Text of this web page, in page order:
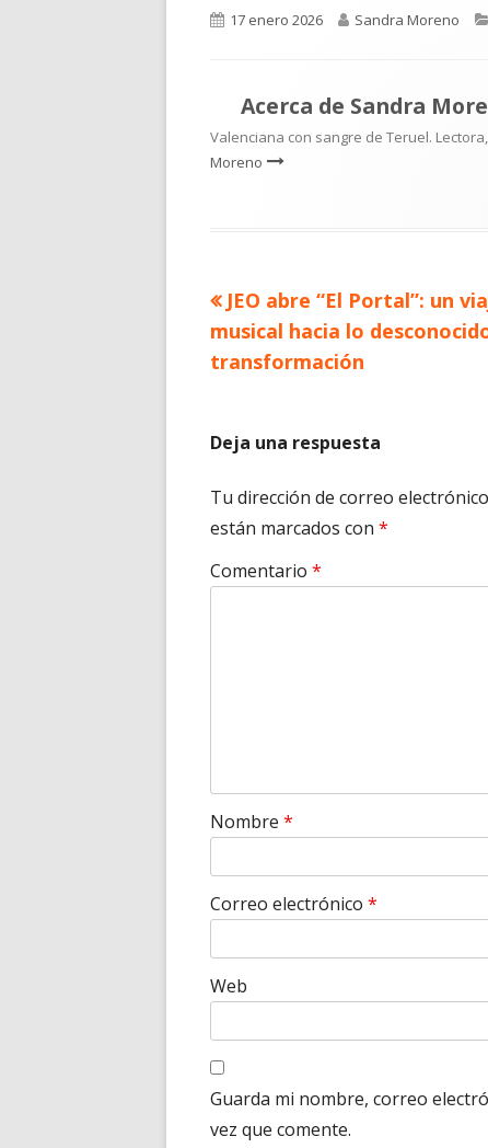
Publicado
17 enero 2026 Autor
Sandra Moreno
Acerca de Sandra
Valenciana con sangre de Teruel.
Moreno
Navegación
de
Artículo
anterior
JEO abre “El Portal”: un
musical hacia lo
transformación
Deja una respuesta
Tu dirección de correo
están marcados con *
Comentario *
Nombre *
Correo electrónico *
Web
Guarda mi nombre, correo
vez que comente.